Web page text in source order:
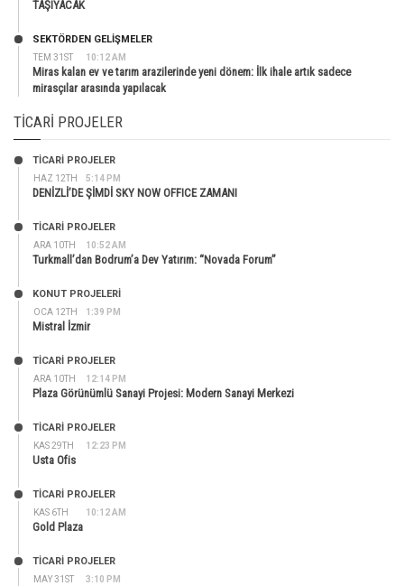
TAŞIYACAK
TEM 31ST 10:12 AM
SEKTÖRDEN GELIŞMELER
Miras kalan ev ve tarım arazilerinde yeni dönem: İlk ihale artık sadece
mirasçılar arasında yapılacak
TICARI PROJELER
HAZ 12TH 5:14 PM
TİCARİ PROJELER
DENİZLİ’DE ŞİMDİ SKY NOW OFFICE ZAMANI
ARA 10TH 10:52 AM
TİCARİ PROJELER
Turkmall’dan Bodrum’a Dev Yatırım: “Novada Forum”
OCA 12TH 1:39 PM
KONUT PROJELERI
Mistral İzmir
ARA 10TH 12:14 PM
TİCARİ PROJELER
Plaza Görünümlü Sanayi Projesi: Modern Sanayi Merkezi
KAS 29TH 12:23 PM
TİCARİ PROJELER
Usta Ofis
KAS 6TH 10:12 AM
TİCARİ PROJELER
Gold Plaza
MAY 31ST 3:10 PM
TİCARİ PROJELER